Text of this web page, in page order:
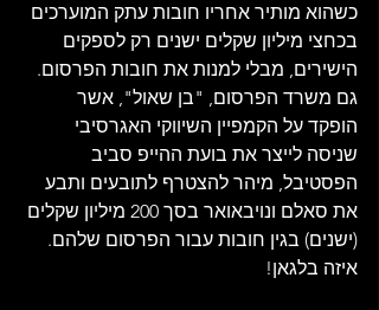
כשהוא מותיר אחריו חובות עתק המוערכים
בכחצי מיליון שקלים ישנים רק לספקים
הישירים, מבלי למנות את חובות הפרסום.
גם משרד הפרסום, "בן שאול", אשר
הופקד על הקמפיין השיווקי האגרסיבי
שניסה לייצר את בועת ההייפ סביב
הפסטיבל, מיהר להצטרף לתובעים ותבע
את סאלם ונויבאואר בסך 200 מיליון שקלים
(ישנים) בגין חובות עבור הפרסום שלהם.
איזה בלגאן!